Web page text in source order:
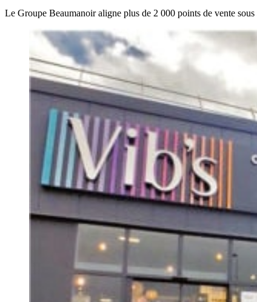
Le Groupe Beaumanoir aligne plus de 2 000 points de vente sous